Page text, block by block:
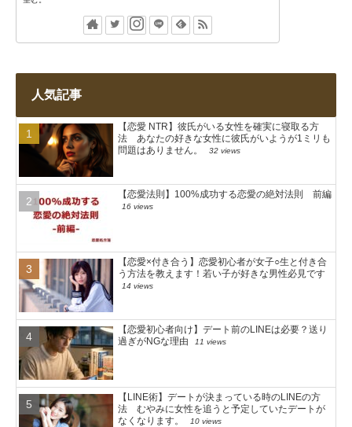
人気記事
【恋愛 NTR】彼氏がいる女性を確実に寝取る方
法 あなたの好きな女性に彼氏がいようが1ミリも
問題はありません。
32 views
【恋愛法則】100%成功する恋愛の絶対法則 前編
16 views
【恋愛×付き合う】恋愛初心者が女子○生と付き合
う方法を教えます！若い子が好きな男性必見です
14 views
【恋愛初心者向け】デート前のLINEは必要？送り
過ぎがNGな理由
11 views
【LINE術】デートが決まっている時のLINEの方
法 むやみに女性を追うと予定していたデートが
なくなります。
10 views